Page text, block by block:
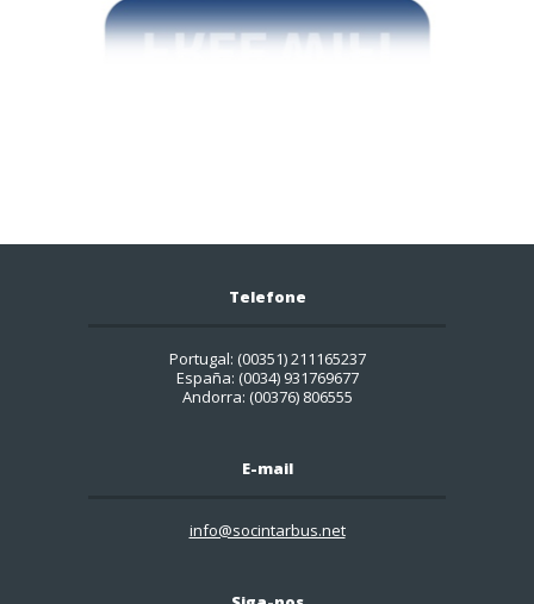
Telefone
Portugal: (00351) 211165237
España: (0034) 931769677
Andorra: (00376) 806555
E-mail
info@socintarbus.net